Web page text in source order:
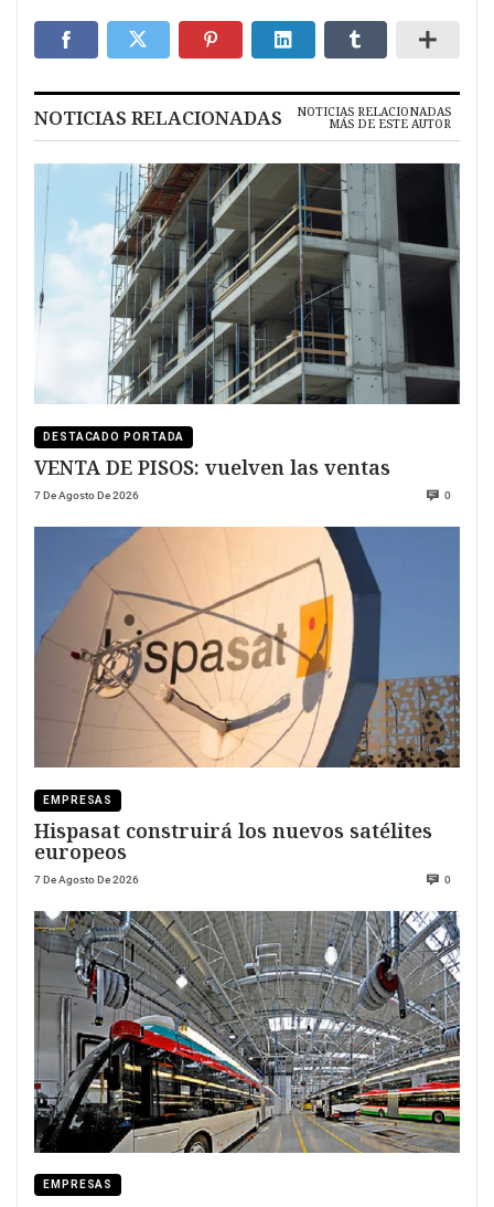
NOTICIAS RELACIONADAS NOTICIAS RELACIONADAS
MÁS DE ESTE AUTOR
DESTACADO PORTADA
VENTA DE PISOS: vuelven las ventas
7 De Agosto De 2026 0
EMPRESAS
Hispasat construirá los nuevos satélites
europeos
7 De Agosto De 2026 0
EMPRESAS